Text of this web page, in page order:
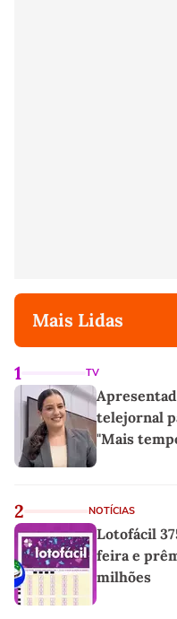
Mais Lidas
1 TV
telejornal
"Mais
2 NOTÍCIAS
Lotofácil
feira e
milhões